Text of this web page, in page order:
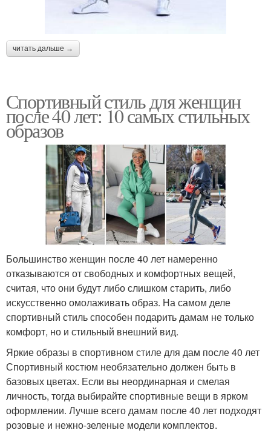
читать дальше →
Спортивный стиль для женщин
после 40 лет: 10 самых стильных
образов
Большинство женщин после 40 лет намеренно
отказываются от свободных и комфортных вещей,
считая, что они будут либо слишком старить, либо
искусственно омолаживать образ. На самом деле
спортивный стиль способен подарить дамам не только
комфорт, но и стильный внешний вид.
Яркие образы в спортивном стиле для дам после 40 лет
Спортивный костюм необязательно должен быть в
базовых цветах. Если вы неординарная и смелая
личность, тогда выбирайте спортивные вещи в ярком
оформлении. Лучше всего дамам после 40 лет подходят
розовые и нежно-зеленые модели комплектов.